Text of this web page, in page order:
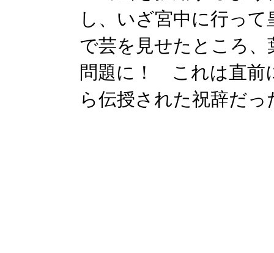
し、いざ宮中に行っ
で芸を見せたところ
問題に！ これは直前
ら伝授された祝辞だっ